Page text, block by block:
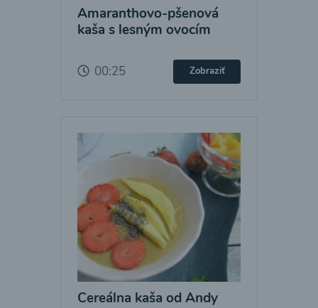
Amaranthovo-pšenová
kaša s lesným ovocím
00:25 Zobraziť
Cereálna kaša od Andy